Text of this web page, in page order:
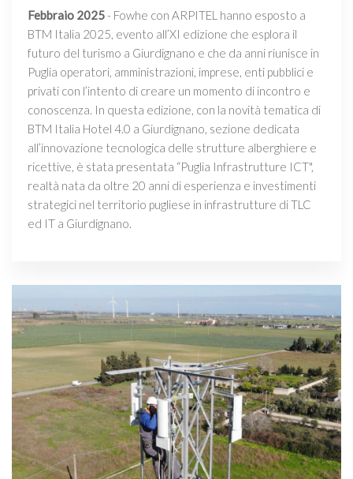
Febbraio 2025- Fowhe con ARPITEL hanno esposto a
BTM Italia 2025, evento all’XI edizione che esplora il
futuro del turismo a Giurdignano e che da anni riunisce in
Puglia operatori, amministrazioni, imprese, enti pubblici e
privati con l’intento di creare un momento di incontro e
conoscenza. In questa edizione, con la novità tematica di
BTM Italia Hotel 4.0 a Giurdignano, sezione dedicata
all’innovazione tecnologica delle strutture alberghiere e
ricettive, è stata presentata “Puglia Infrastrutture ICT",
realtà nata da oltre 20 anni di esperienza e investimenti
strategici nel territorio pugliese in infrastrutture di TLC
ed IT a Giurdignano.